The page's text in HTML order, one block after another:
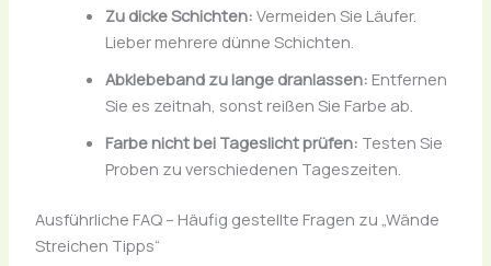
Zu dicke Schichten: Vermeiden Sie Läufer.
Lieber mehrere dünne Schichten.
Abklebeband zu lange dranlassen: Entfernen
Sie es zeitnah, sonst reißen Sie Farbe ab.
Farbe nicht bei Tageslicht prüfen: Testen Sie
Proben zu verschiedenen Tageszeiten.
Ausführliche FAQ – Häufig gestellte Fragen zu „Wände
Streichen Tipps“